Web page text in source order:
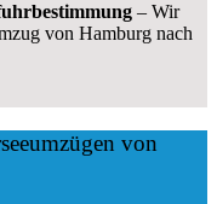
– Wir
von Hamburg nach
von